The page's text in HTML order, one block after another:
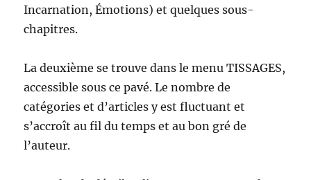
Incarnation, Émotions) et quelques sous-
chapitres.
La deuxième se trouve dans le menu TISSAGES,
accessible sous ce pavé. Le nombre de
catégories et d’articles y est fluctuant et
s’accroît au fil du temps et au bon gré de
l’auteur.